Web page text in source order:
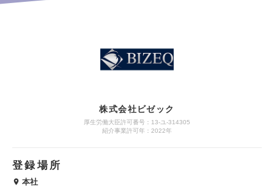
株式会社ビゼック
厚生労働大臣許可番号：13-ユ-314305
紹介事業許可年：2022年
登録場所
本社